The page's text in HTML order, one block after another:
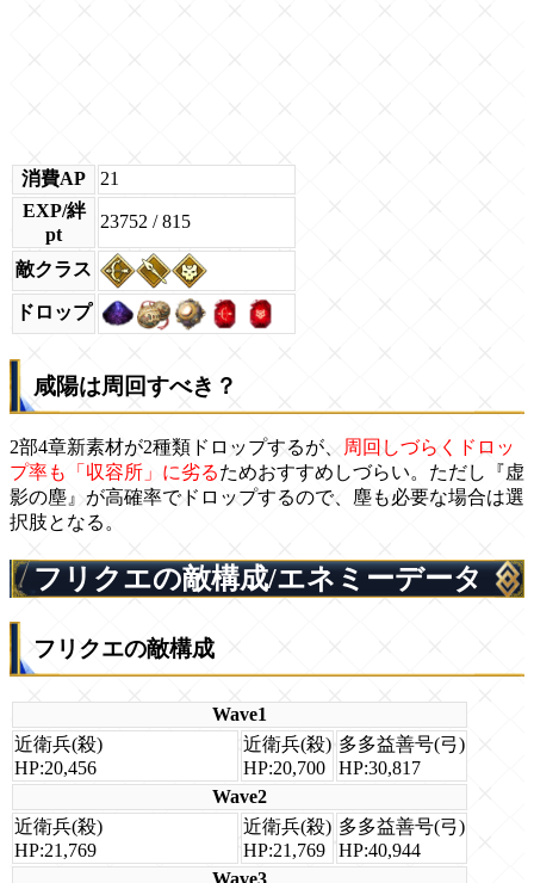
消費AP
21
EXP/絆
pt
23752 / 815
敵クラス
ドロップ
咸陽は周回すべき？
2部4章新素材が2種類ドロップするが、 周回しづらくドロッ
プ率も「収容所」に劣るためおすすめしづらい。ただし『虚
影の塵』が高確率でドロップするので、塵も必要な場合は選
択肢となる。
フリクエの敵構成/エネミーデータ
フリクエの敵構成
Wave1
近衛兵(殺)
HP:20,456
近衛兵(殺)
HP:20,700
多多益善号(弓)
HP:30,817
Wave2
近衛兵(殺)
HP:21,769
近衛兵(殺)
HP:21,769
多多益善号(弓)
HP:40,944
Wave3